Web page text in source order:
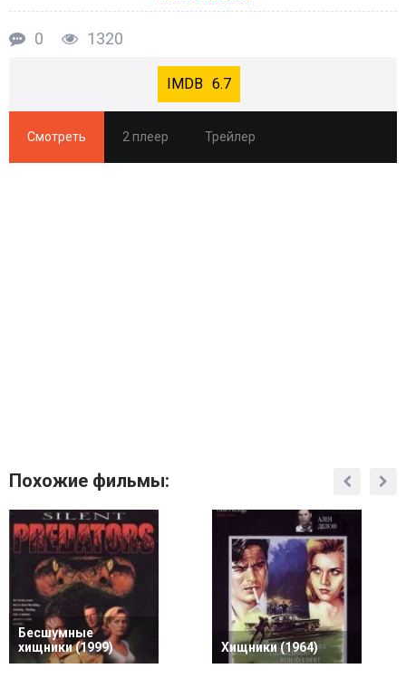
0 1320
6.7
Смотреть 2 плеер Трейлер
Похожие фильмы:
Бесшумные
хищники (1999)
Хищники (1964)